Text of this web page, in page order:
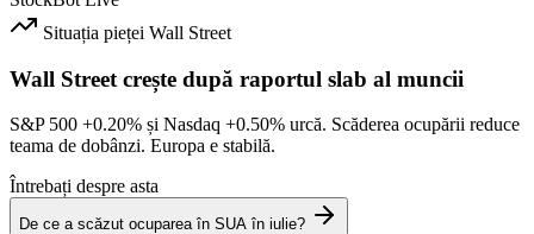
Situația pieței Wall Street
Wall Street crește după raportul slab al muncii
S&P 500 +0.20% și Nasdaq +0.50% urcă. Scăderea ocupării reduce
teama de dobânzi. Europa e stabilă.
Întrebați despre asta
De ce a scăzut ocuparea în SUA în iulie?